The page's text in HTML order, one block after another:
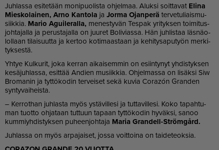
Juh­las­sa esi­te­tään mo­ni­puo­lis­ta oh­jel­maa. Aluk­si soit­ta­vat Eli­na
Mies­ko­lai­nen, Ar­no Kan­to­la ja Jor­ma Ojan­pe­rä ter­ve­tu­li­ais­mu­
siik­kia. Ma­rio Agui­le­ral­la, me­nes­ty­vän Tes­pak yri­tyk­sen toi­mi­tus­
joh­ta­jal­la ja pe­rus­ta­jal­la on juu­ret Bo­li­vi­as­sa. Hän juh­lis­taa läs­nä­o­
lol­laan ti­lai­suut­ta ja ker­too ko­ti­maas­taan ja ke­hi­ty­sa­pu­työn mer­ki­
tyk­ses­tä.
Yh­tye Kul­ku­rit, joka ker­ran ai­kai­sem­min on esiin­ty­nyt yh­dis­tyk­sen
ke­sä­juh­las­sa, esit­tää An­dien mu­siik­kia. Oh­jel­mas­sa on li­säk­si Siw
Bro­ma­nin ja tyt­tö­ko­din ter­vei­set sekä ku­via Co­razón Gran­den
syn­ty­vai­heis­ta.
– Ker­rot­han juh­las­ta myös ys­tä­vil­le­si ja tut­ta­vil­le­si. Koko ta­pah­tu­
man tuot­to oh­ja­taan tut­tuun ta­paan tyt­tö­ko­din hy­väk­si, sa­noo
kum­miyh­dis­tyk­sen pu­heen­joh­ta­ja Ma­ria Gran­dell-Ström­gård.
Juh­las­sa on myös ar­pa­jai­set, jos­sa voit­toi­na on tai­de­te­ok­sia.